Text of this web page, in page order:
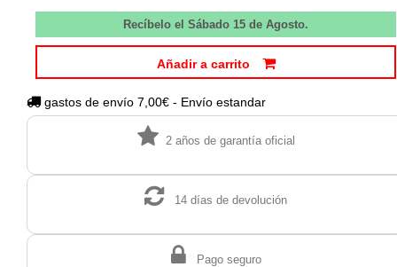
Recíbelo el Sábado 15 de Agosto.
Añadir a carrito
gastos de envío 7,00€ - Envío estandar
2 años de garantía oficial
14 días de devolución
Pago seguro